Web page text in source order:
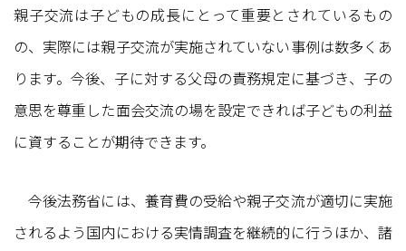
親子交流は子どもの成長にとって重要とされているもの
の、実際には親子交流が実施されていない事例は数多くあ
ります。今後、子に対する父母の責務規定に基づき、子の
意思を尊重した面会交流の場を設定できれば子どもの利益
に資することが期待できます。
今後法務省には、養育費の受給や親子交流が適切に実施
されるよう国内における実情調査を継続的に行うほか、諸